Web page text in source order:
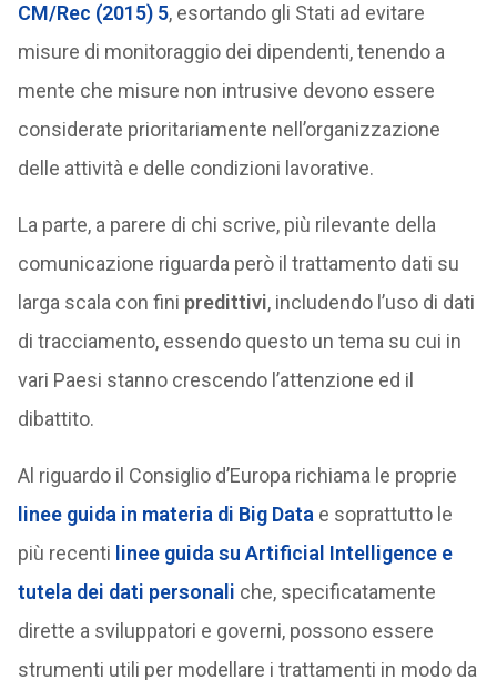
CM/Rec (2015) 5, esortando gli Stati ad evitare
misure di monitoraggio dei dipendenti, tenendo a
mente che misure non intrusive devono essere
considerate prioritariamente nell’organizzazione
delle attività e delle condizioni lavorative.
La parte, a parere di chi scrive, più rilevante della
comunicazione riguarda però il trattamento dati su
larga scala con fini predittivi, includendo l’uso di dati
di tracciamento, essendo questo un tema su cui in
vari Paesi stanno crescendo l’attenzione ed il
dibattito.
Al riguardo il Consiglio d’Europa richiama le proprie
linee guida in materia di Big Data e soprattutto le
più recenti linee guida su Artificial Intelligence e
tutela dei dati personali che, specificatamente
dirette a sviluppatori e governi, possono essere
strumenti utili per modellare i trattamenti in modo da